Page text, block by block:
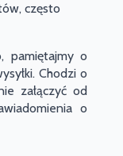
często
pamiętajmy o
Chodzi o
załączyć od
o